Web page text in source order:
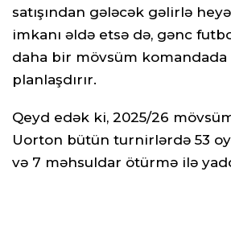
satışından gələcək gəlirlə
imkanı əldə etsə də, gənc
daha bir mövsüm komandada
planlaşdırır.
Qeyd edək ki, 2025/26
Uorton bütün turnirlərdə 53
və 7 məhsuldar ötürmə ilə